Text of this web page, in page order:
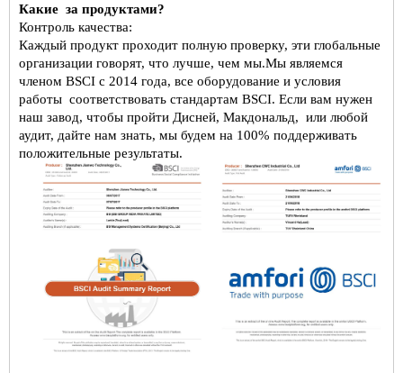
Какие за продуктами?
Контроль качества:
Каждый продукт проходит полную проверку, эти глобальные
организации говорят, что лучше, чем мы.Мы являемся
членом BSCI с 2014 года, все оборудование и условия
работы соответствовать стандартам BSCI. Если вам нужен
наш завод, чтобы пройти Дисней, Макдональд, или любой
аудит, дайте нам знать, мы будем на 100% поддерживать
положительные результаты.